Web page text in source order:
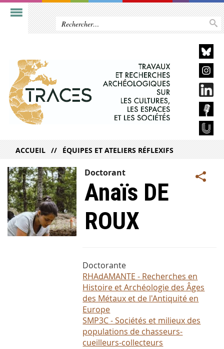
ACCUEIL ÉQUIPES ET ATELIERS RÉFLEXIFS
Doctorant
Anaïs DE
ROUX
Doctorante
RHAdAMANTE - Recherches en
Histoire et Archéologie des Âges
des Métaux et de l'Antiquité en
Europe
SMP3C - Sociétés et milieux des
populations de chasseurs-
cueilleurs-collecteurs